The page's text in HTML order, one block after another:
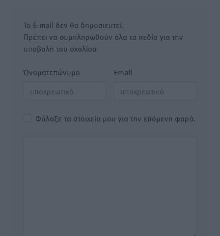
Το E-mail δεν θα δημοσιευτεί.
Πρέπει να συμπληρωθούν όλα τα πεδία για την
υποβολή του σχολίου.
Όνοματεπώνυμο Email
Φύλαξε τα στοιχεία μου για την επόμενη φορά.